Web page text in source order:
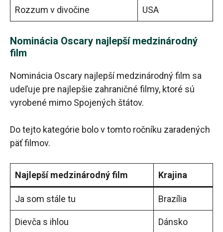
Rozzum v divočine USA
Nominácia Oscary najlepší medzinárodný
film
Nominácia Oscary najlepší medzinárodný film sa
udeľuje pre najlepšie zahraničné filmy, ktoré sú
vyrobené mimo Spojených štátov.
Do tejto kategórie bolo v tomto ročníku zaradených
päť filmov.
Najlepší medzinárodný film Krajina
Ja som stále tu Brazília
Dievča s ihlou Dánsko